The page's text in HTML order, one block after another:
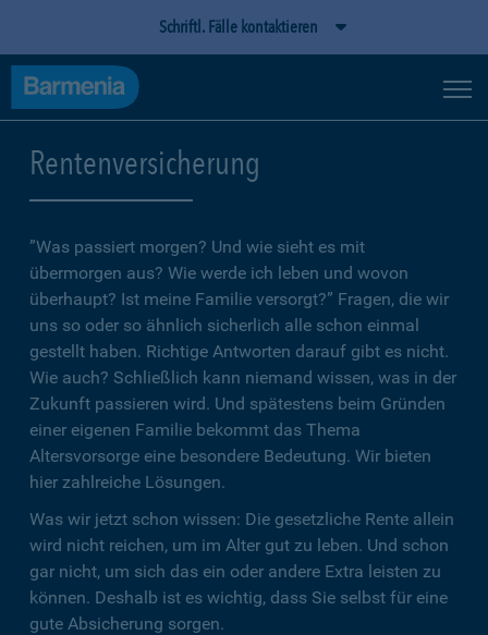
Schriftl. Fälle kontaktieren
Rentenversicherung
”Was passiert morgen? Und wie sieht es mit
übermorgen aus? Wie werde ich leben und wovon
überhaupt? Ist meine Familie versorgt?” Fragen, die wir
uns so oder so ähnlich sicherlich alle schon einmal
gestellt haben. Richtige Antworten darauf gibt es nicht.
Wie auch? Schließlich kann niemand wissen, was in der
Zukunft passieren wird. Und spätestens beim Gründen
einer eigenen Familie bekommt das Thema
Altersvorsorge eine besondere Bedeutung. Wir bieten
hier zahlreiche Lösungen.
Was wir jetzt schon wissen: Die gesetzliche Rente allein
wird nicht reichen, um im Alter gut zu leben. Und schon
gar nicht, um sich das ein oder andere Extra leisten zu
können. Deshalb ist es wichtig, dass Sie selbst für eine
gute Absicherung sorgen.